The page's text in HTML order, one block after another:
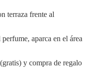
terraza frente al
aparca en el área
y compra de regalo